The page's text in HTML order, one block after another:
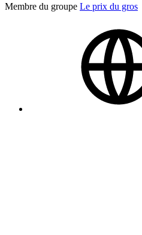
Membre du groupe Le prix du gros